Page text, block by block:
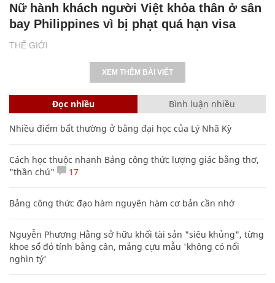
THẾ GIỚI
Nữ hành khách người Việt khỏa thân ở sân
bay Philippines vì bị phạt quá hạn visa
XEM THÊM BÀI VIẾT
Đọc nhiều Bình luận nhiều
Nhiều điểm bất thường ở bằng đại học của Lý Nhã Kỳ
Cách học thuộc nhanh Bảng công thức lượng giác bằng thơ,
"thần chú"
17
Bảng công thức đạo hàm nguyên hàm cơ bản cần nhớ
Nguyễn Phương Hằng sở hữu khối tài sản "siêu khủng", từng
khoe sổ đỏ tính bằng cân, mắng cựu mẫu 'không có nổi
nghìn tỷ'